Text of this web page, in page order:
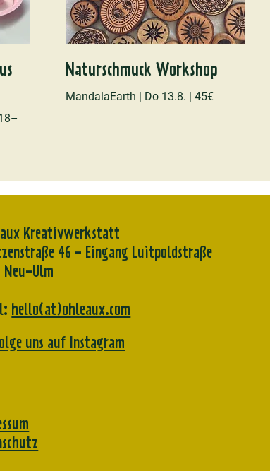
Naturschmuck Workshop
MandalaEarth | Do 13.8. | 45€
Kreativwerkstatt
46 - Eingang Luitpoldstraße
Neu-Ulm
hello(at)ohleaux.com
uns auf Instagram